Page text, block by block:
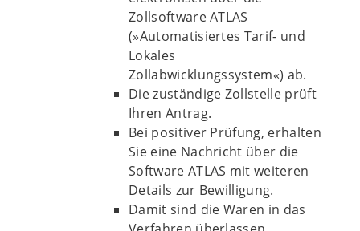
Zollsoftware ATLAS
(»Automatisiertes Tarif- und
Lokales
Zollabwicklungssystem«) ab.
Die zuständige Zollstelle prüft
Ihren Antrag.
Bei positiver Prüfung, erhalten
Sie eine Nachricht über die
Software ATLAS mit weiteren
Details zur Bewilligung.
Damit sind die Waren in das